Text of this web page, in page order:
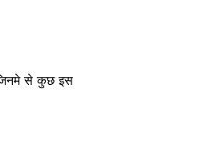
से कुछ इस